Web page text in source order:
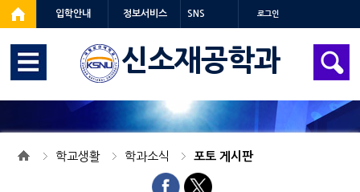
입학안내 정보서비스 SNS 로그인
신소재공학과
학교생활 학과소식 포토 게시판